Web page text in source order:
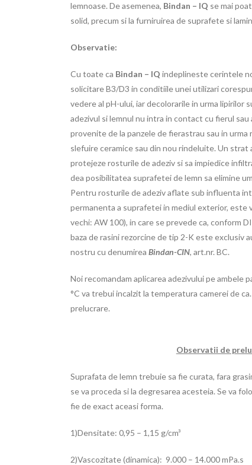
lemnoase. De asemenea, Bindan – IQ se mai
solid, precum si la furniruirea de suprafete si
Observatie:
Cu toate ca Bindan – IQ indeplineste cerintele
solicitare B3/D3 in conditiile unei utilizari
vedere al pH-ului, iar decolorarile in urma
adezivul si lemnul nu intra in contact cu fierul
provenite de la panzele de fierastrau sau in
slefuire ceramice sau din nou rindeluite. Un
protejeze rosturile de adeziv si sa impiedice
dea posibilitatea suprafetei de lemn sa elimine
Pentru rosturile de adeziv aflate sub influenta
permanenta a suprafetei in mediul exterior, este
vechi: AW 100), in care se prevede ca, conform
baza de rasini rezorcine de tip 2-K este exclusiv
nostru cu denumirea Bindan-CIN, art.nr. BC.
Noi recomandam aplicarea adezivului pe ambele
°C va trebui incalzit la temperatura camerei de
prelucrare.
Observatii de
Suprafata de lemn trebuie sa fie curata, fara
se va proceda si la degresarea acesteia. Se va
fie de exact aceasi forma.
1)Densitate: 0,95 – 1,15 g/cm³
2)Vascozitate (dinamica): 9.000 – 14.000 mPa.s